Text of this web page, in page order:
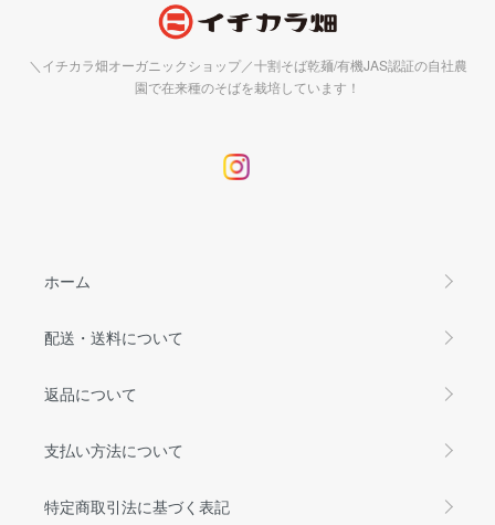
＼イチカラ畑オーガニックショップ／十割そば乾麺/有機JAS認証の自社農
園で在来種のそばを栽培しています！
ホーム
配送・送料について
返品について
支払い方法について
特定商取引法に基づく表記